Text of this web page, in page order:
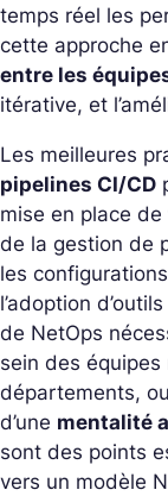
temps réel les
cette approche
entre les
itérative, et
Les meilleures
pipelines CI/CD
mise en place de
de la gestion de
les
l’adoption
de NetOps
sein des équipes
départements,
d’une mentalité
sont des points
vers un modèle